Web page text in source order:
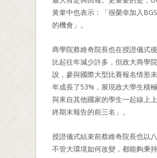
黃韋中也表示：「很榮幸加入
的機會」。
商學院蔡維奇院長也在授證儀式
比起往年減少許多，但政大商學
說，參與國際大型比賽報名情形
年成長了53%，展現政大學生積
與來自其他國家的學生一起線上
終期末報告的前三名」。
授證儀式結束前蔡維奇院長也以
不管大環境如何改變，都能夠秉